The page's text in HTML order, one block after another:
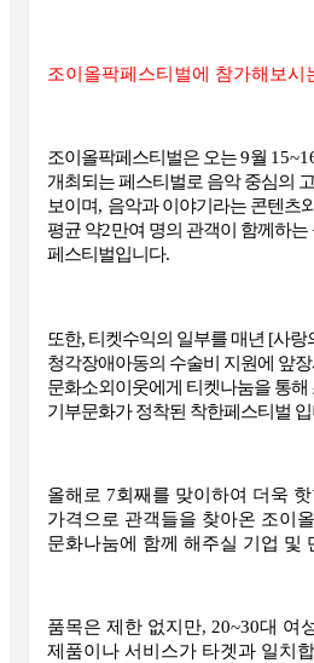
조이올팍페스티벌에 참가해보시
조이올팍페스티벌은 오는9월
개최되는 페스티벌로 음악 중심의
보이며, 음악과 이야기라는 콘텐츠
평균 약2만여 명의 관객이 함께하
페스티벌입니다.
또한, 티켓수익의 일부를 매년 [사랑
청각장애아동의 수술비 지원에 앞
문화소외이웃에게 티켓나눔을 통해
기부문화가 정착된 착한페스티벌
올해로 7회째를 맞이하여 더욱
가격으로 관객들을 찾아온 조이
문화나눔에 함께 해주실 기업 및
품목은 제한 없지만, 20~30대 여
제품이나 서비스가 타겟과 일치